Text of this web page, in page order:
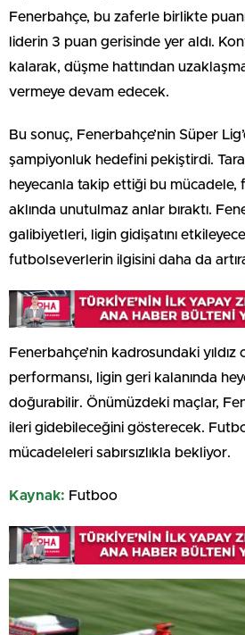
Fenerbahçe, bu zaferle birlikte
liderin 3 puan gerisinde yer aldı.
kalarak, düşme hattından
vermeye devam edecek.
Bu sonuç, Fenerbahçe’nin Süper
şampiyonluk hedefini pekiştirdi.
heyecanla takip ettiği bu
aklında unutulmaz anlar bıraktı.
galibiyetleri, ligin gidişatını
futbolseverlerin ilgisini daha da
Fenerbahçe’nin kadrosundaki yıldız
performansı, ligin geri kalanında
doğurabilir. Önümüzdeki maçlar,
ileri gidebileceğini gösterecek.
mücadeleleri sabırsızlıkla bekliyor.
Kaynak: Futboo